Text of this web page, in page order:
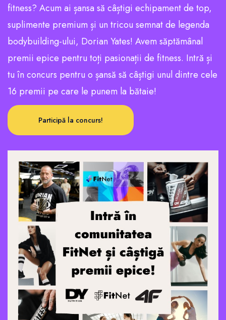
fitness? Acum ai șansa să câștigi echipament de top,
suplimente premium și un tricou semnat de legenda
bodybuilding-ului, Dorian Yates! Avem săptămânal
premii epice pentru toți pasionații de fitness. Intră și
tu în concurs pentru o șansă să câștigi unul dintre cele
16 premii pe care le punem la bătaie!
Participă la concurs!